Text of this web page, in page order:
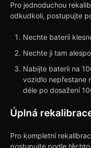
Pro jednoduchou
odkudkoli, postupujte
Nechte baterii
Nechte ji tam
Nabijte baterii na
vozidlo nepřestane
déle po dosažení
Úplná
Pro kompletní
postupujte podle